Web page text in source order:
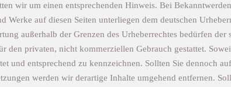
wir um einen entsprechenden Hinweis. Bei
Werke auf diesen Seiten unterliegen dem deutschen
außerhalb der Grenzen des Urheberrechtes bedürfen
den privaten, nicht kommerziellen Gebrauch gestattet.
und entsprechend zu kennzeichnen. Sollten Sie dennoch
werden wir derartige Inhalte umgehend entfernen.